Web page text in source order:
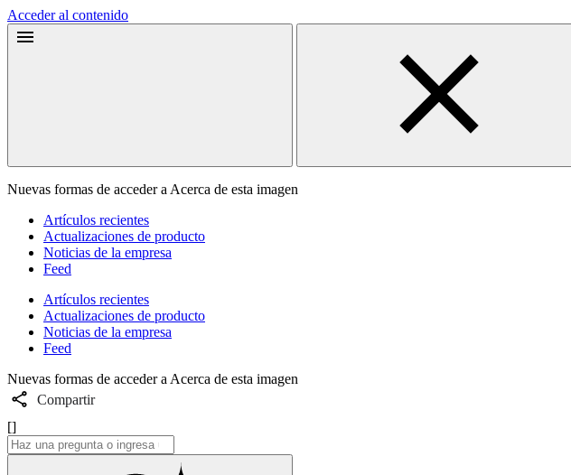
Acceder al contenido
Nuevas formas de acceder a Acerca de esta imagen
Artículos recientes
Actualizaciones de producto
Noticias de la empresa
Feed
Artículos recientes
Actualizaciones de producto
Noticias de la empresa
Feed
Nuevas formas de acceder a Acerca de esta imagen
Compartir
[]